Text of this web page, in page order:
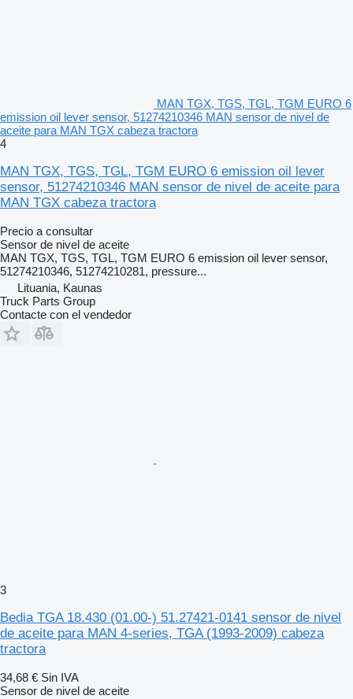
MAN TGX, TGS, TGL, TGM EURO 6
emission oil lever sensor, 51274210346 MAN sensor de nivel de
aceite para MAN TGX cabeza tractora
4
MAN TGX, TGS, TGL, TGM EURO 6 emission oil lever
sensor, 51274210346 MAN sensor de nivel de aceite para
MAN TGX cabeza tractora
Precio a consultar
Sensor de nivel de aceite
MAN TGX, TGS, TGL, TGM EURO 6 emission oil lever sensor,
51274210346, 51274210281, pressure...
Lituania, Kaunas
Truck Parts Group
Contacte con el vendedor
3
Bedia TGA 18.430 (01.00-) 51.27421-0141 sensor de nivel
de aceite para MAN 4-series, TGA (1993-2009) cabeza
tractora
34,68 € Sin IVA
Sensor de nivel de aceite